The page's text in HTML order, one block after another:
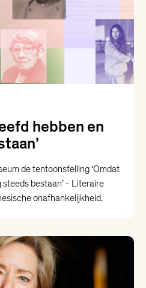
hebben en
de tentoonstelling ‘Omdat
bestaan’ - Literaire
onafhankelijkheid.